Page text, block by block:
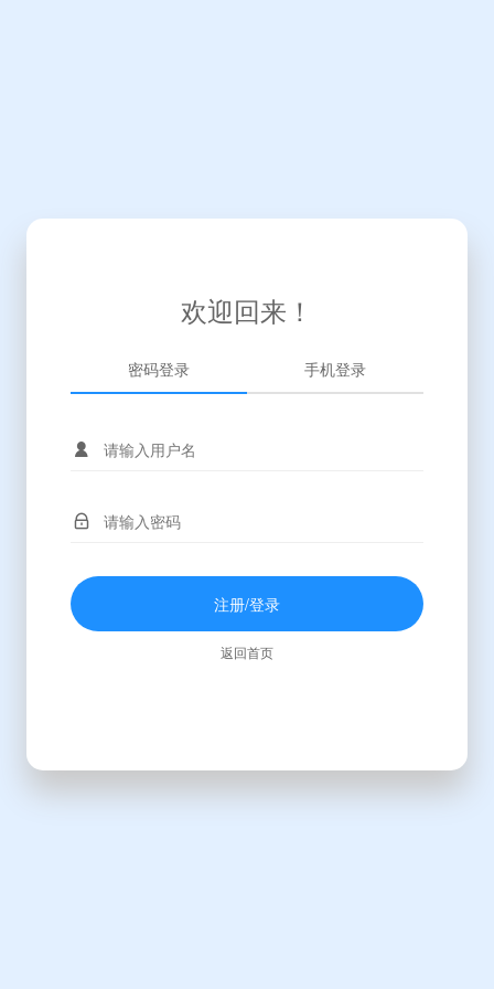
欢迎回来！
密码登录 手机登录
注册/登录
返回首页